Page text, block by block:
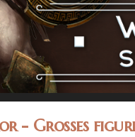
- Grosses